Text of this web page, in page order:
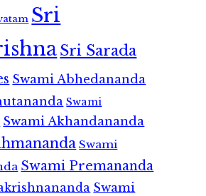
Sri
Sri Sarada
Swami Abhedananda
Swami
Swami Akhandananda
Swami
Swami Premananda
Swami